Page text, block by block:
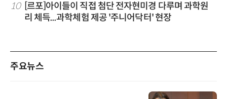
10
[르포]아이들이 직접 첨단 전자현미경 다루며 과학원
리 체득...과학체험 제공 '주니어닥터' 현장
주요뉴스